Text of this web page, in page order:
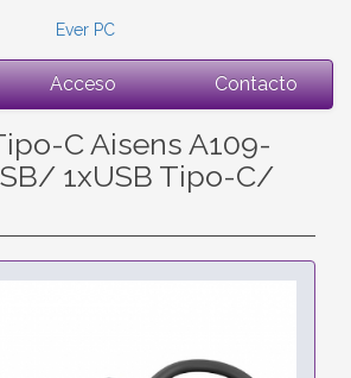
Ever PC
Acceso Contacto
C Aisens A109-
1xUSB Tipo-C/